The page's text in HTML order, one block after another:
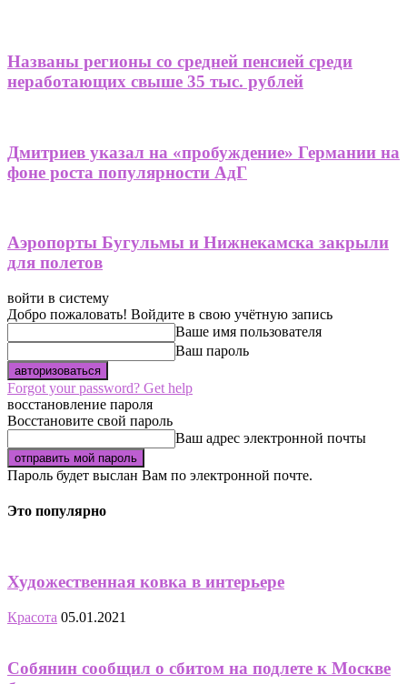
Названы регионы со средней пенсией среди
неработающих свыше 35 тыс. рублей
Дмитриев указал на «пробуждение» Германии на
фоне роста популярности АдГ
Аэропорты Бугульмы и Нижнекамска закрыли
для полетов
войти в систему
Добро пожаловать! Войдите в свою учётную запись
Ваше имя пользователя
Ваш пароль
Forgot your password? Get help
восстановление пароля
Восстановите свой пароль
Ваш адрес электронной почты
Пароль будет выслан Вам по электронной почте.
Это популярно
Художественная ковка в интерьере
Красота 05.01.2021
Собянин сообщил о сбитом на подлете к Москве